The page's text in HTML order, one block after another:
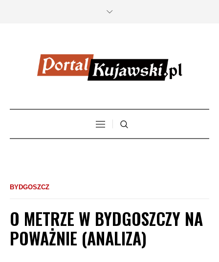
BYDGOSZCZ
O METRZE W BYDGOSZCZY NA
POWAŻNIE (ANALIZA)